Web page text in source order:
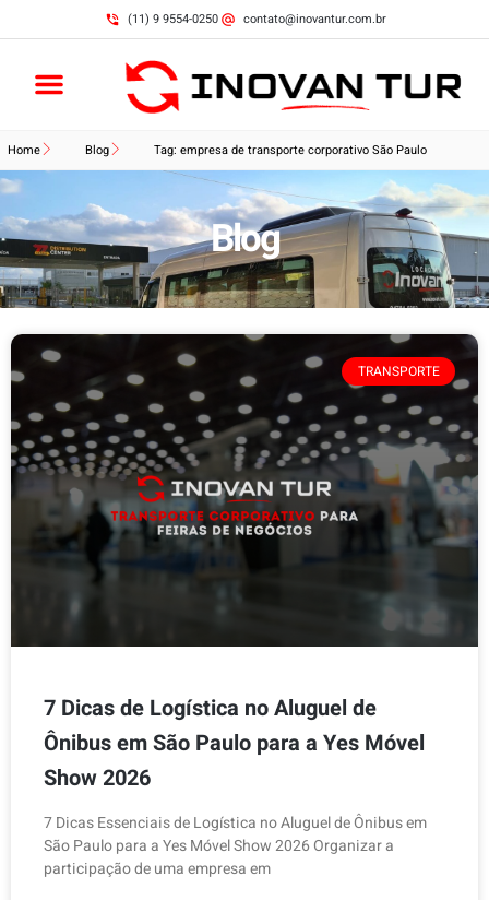
(11) 9 9554-0250 contato@inovantur.com.br
Home Blog Tag: empresa de transporte corporativo São Paulo
Blog
TRANSPORTE
7 Dicas de Logística no Aluguel de
Ônibus em São Paulo para a Yes Móvel
Show 2026
7 Dicas Essenciais de Logística no Aluguel de Ônibus em
São Paulo para a Yes Móvel Show 2026 Organizar a
participação de uma empresa em